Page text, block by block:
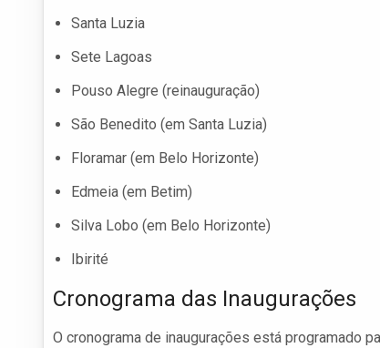
Santa Luzia
Sete Lagoas
Pouso Alegre (reinauguração)
São Benedito (em Santa Luzia)
Floramar (em Belo Horizonte)
Edmeia (em Betim)
Silva Lobo (em Belo Horizonte)
Ibirité
Cronograma das Inaugurações
O cronograma de inaugurações está programado